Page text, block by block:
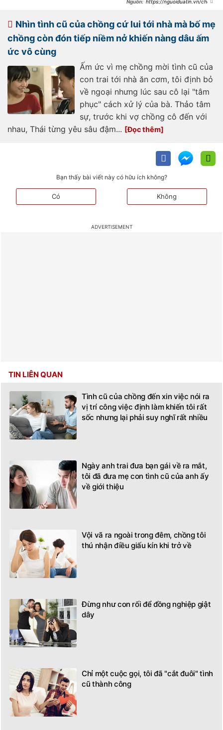
https://nguoiduatin.vn/chon
Nhìn tình cũ của chồng cứ lui tới nhà mà bố mẹ
chồng còn đón tiếp niềm nở khiến nàng dâu ấm
ức vô cùng
Ấm ức vì mẹ chồng mời tình cũ của
con trai tới nhà ăn cơm, tôi định bỏ
về ngoại nhưng lúc sau cô lại "tâm
phục" cách xử lý của bà. Thảo tâm
sự, trước khi vợ chồng cô đến với
nhau, Thái từng yêu sâu đậm...
Bạn thấy bài viết này có hữu ích không?
Có Không
TIN LIÊN QUAN
Tình cũ của chồng đến xin việc nói ra
vị trí công việc định làm khiến tôi rất
sốc nhưng lại phải suy nghĩ rất nhiều
Ngày anh trai đưa bạn gái về ra mắt,
tôi đã đưa mẹ con tình cũ của anh ấy
về giới thiệu
Vội vã ra ngoài trong đêm, chồng tôi
thú nhận điều giấu kín khi trở về
Đừng như con rối để đồng nghiệp giật
dây
Chỉ một cuộc gọi, tôi đã "cắt đuôi" tình
cũ thành công